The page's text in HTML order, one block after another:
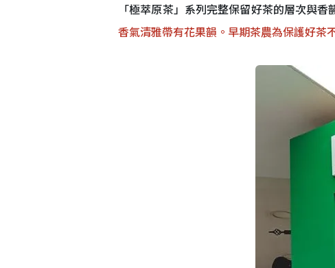
「極萃原茶」系列完整保留好茶的層次與
香氣清雅帶有花果韻。早期茶農為保護好茶